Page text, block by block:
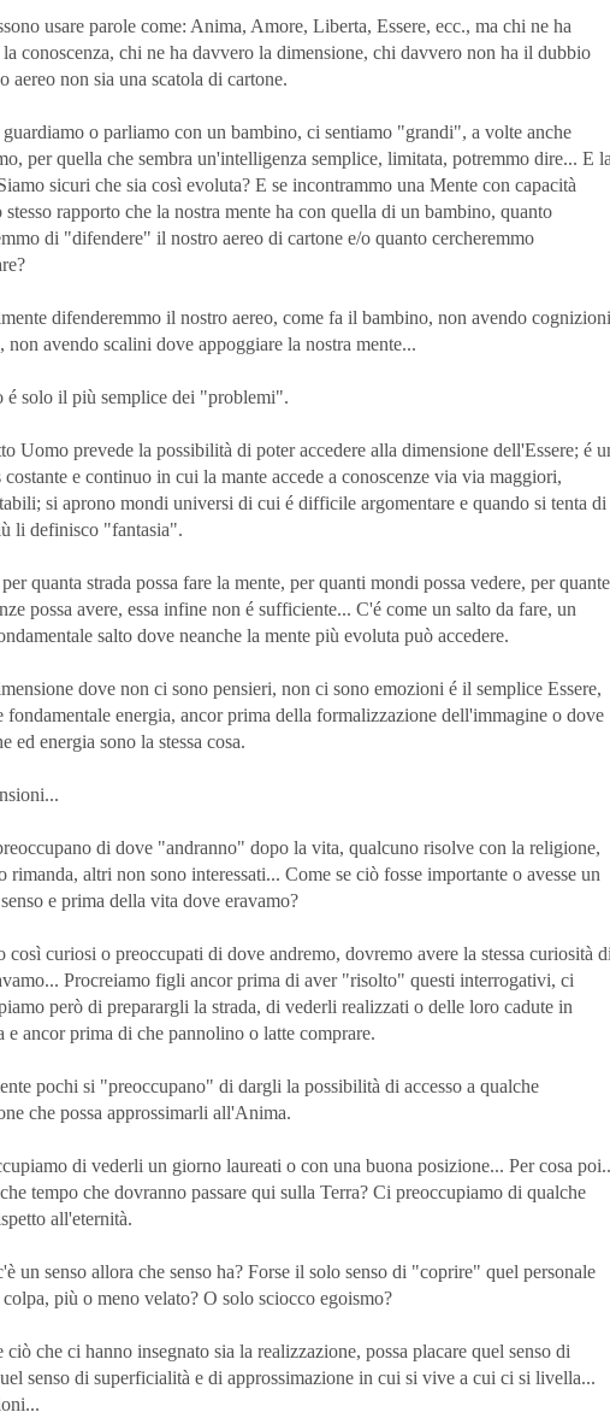
usare parole come: Anima, Amore, Liberta, Essere, ecc., ma chi ne ha
conoscenza, chi ne ha davvero la dimensione, chi davvero non ha il dubbio
aereo non sia una scatola di cartone.
o parliamo con un bambino, ci sentiamo "grandi", a volte anche
per quella che sembra un'intelligenza semplice, limitata, potremmo dire... E la
sicuri che sia così evoluta? E se incontrammo una Mente con capacità
stesso rapporto che la nostra mente ha con quella di un bambino, quanto
di "difendere" il nostro aereo di cartone e/o quanto cercheremmo
difenderemmo il nostro aereo, come fa il bambino, non avendo cognizioni
non avendo scalini dove appoggiare la nostra mente...
é solo il più semplice dei "problemi".
Uomo prevede la possibilità di poter accedere alla dimensione dell'Essere; é
costante e continuo in cui la mante accede a conoscenze via via maggiori,
si aprono mondi universi di cui é difficile argomentare e quando si tenta di
li definisco "fantasia".
quanta strada possa fare la mente, per quanti mondi possa vedere, per quante
possa avere, essa infine non é sufficiente... C'é come un salto da fare, un
salto dove neanche la mente più evoluta può accedere.
dove non ci sono pensieri, non ci sono emozioni é il semplice Essere,
fondamentale energia, ancor prima della formalizzazione dell'immagine o dove
ed energia sono la stessa cosa.
di dove "andranno" dopo la vita, qualcuno risolve con la religione,
rimanda, altri non sono interessati... Come se ciò fosse importante o avesse un
e prima della vita dove eravamo?
così curiosi o preoccupati di dove andremo, dovremo avere la stessa curiosità di
Procreiamo figli ancor prima di aver "risolto" questi interrogativi, ci
però di preparargli la strada, di vederli realizzati o delle loro cadute in
e ancor prima di che pannolino o latte comprare.
pochi si "preoccupano" di dargli la possibilità di accesso a qualche
che possa approssimarli all'Anima.
di vederli un giorno laureati o con una buona posizione... Per cosa
tempo che dovranno passare qui sulla Terra? Ci preoccupiamo di qualche
all'eternità.
un senso allora che senso ha? Forse il solo senso di "coprire" quel personale
colpa, più o meno velato? O solo sciocco egoismo?
ciò che ci hanno insegnato sia la realizzazione, possa placare quel senso di
senso di superficialità e di approssimazione in cui si vive a cui ci si livella...